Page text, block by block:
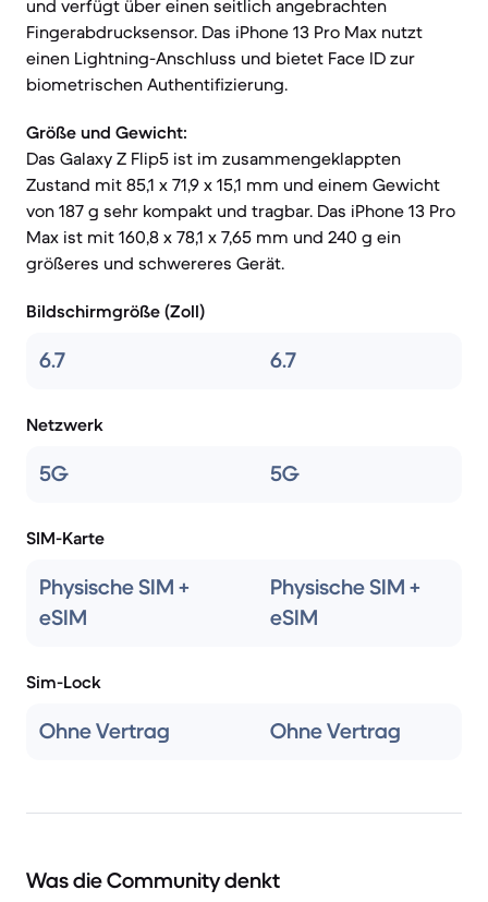
und verfügt über einen seitlich angebrachten
Fingerabdrucksensor. Das iPhone 13 Pro Max nutzt
einen Lightning-Anschluss und bietet Face ID zur
biometrischen Authentifizierung.
Größe und Gewicht:
Das Galaxy Z Flip5 ist im zusammengeklappten
Zustand mit 85,1 x 71,9 x 15,1 mm und einem Gewicht
von 187 g sehr kompakt und tragbar. Das iPhone 13 Pro
Max ist mit 160,8 x 78,1 x 7,65 mm und 240 g ein
größeres und schwereres Gerät.
Bildschirmgröße (Zoll)
6.7 6.7
Netzwerk
5G 5G
SIM-Karte
Physische SIM +
eSIM
Physische SIM +
eSIM
Sim-Lock
Ohne Vertrag Ohne Vertrag
Was die Community denkt